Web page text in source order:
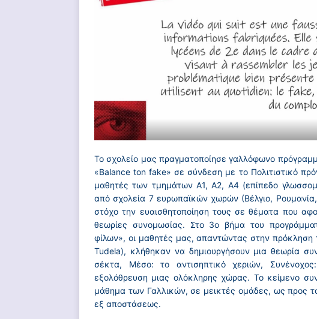
Το σχολείο μας πραγματοποίησε γαλλόφωνο
«Βalance ton fake» σε σύνδεση με το Πολιτιστικό
μαθητές των τμημάτων Α1, Α2, Α4 (επίπεδο
από σχολεία 7 ευρωπαϊκών χωρών (Βέλγιο,
στόχο την ευαισθητοποίηση τους σε θέματα που
θεωρίες συνομωσίας. Στο 3ο βήμα του
φίλων», οι μαθητές μας, απαντώντας στην
Tudela), κλήθηκαν να δημιουργήσουν μια θεωρία
σέκτα, Μέσο: το αντισηπτικό χεριών,
εξολόθρευση μιας ολόκληρης χώρας. Το κείμενο
μάθημα των Γαλλικών, σε μεικτές ομάδες, ως προς
εξ αποστάσεως.